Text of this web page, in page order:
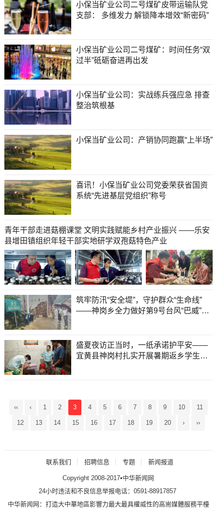
小保当矿业公司二号煤矿皮带运输队党
支部： 多维发力 解锁降本增效“新密码”
小保当矿业公司二号煤矿：时间任务“双
过半”砥砺奋进再出发
小保当矿业公司：实战练兵强应急 排查
整治筑根基
小保当矿业公司：产销协同跑赢“上半场”
喜讯！小保当矿业公司党委荣获省国资
系统“先进基层党组织”称号
青年干部走进菇棚课堂 文明实践赋能乡村产业振兴 ——乐安
县增田镇组织年轻干部实地研学双孢菇特色产业
筑牢防汛“安全堤”，守护群众“生命线”
——神岗乡全力做好第9号台风“巴威”应
盛夏夜访正当时，一纸承诺护平安——
宜黄县神岗村扎实开展暑期返乡学生防
‹‹ ‹ 1 2 3 4 5 6 7 8 9 10 11
12 13 14 15 16 17 18 19 20 › ››
联系我们 招聘信息 专题 新闻报道
Copyright 2008-2017•中华新闻网
24小时违法和不良信息举报电话：0591-88917857
中华新闻网：打造大中華地區影響力最大最具權威性的高耑媒體服務平檯